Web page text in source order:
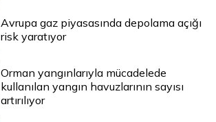
Avrupa gaz piyasasında depolama açığı
risk yaratıyor
Orman yangınlarıyla mücadelede
kullanılan yangın havuzlarının sayısı
artırılıyor